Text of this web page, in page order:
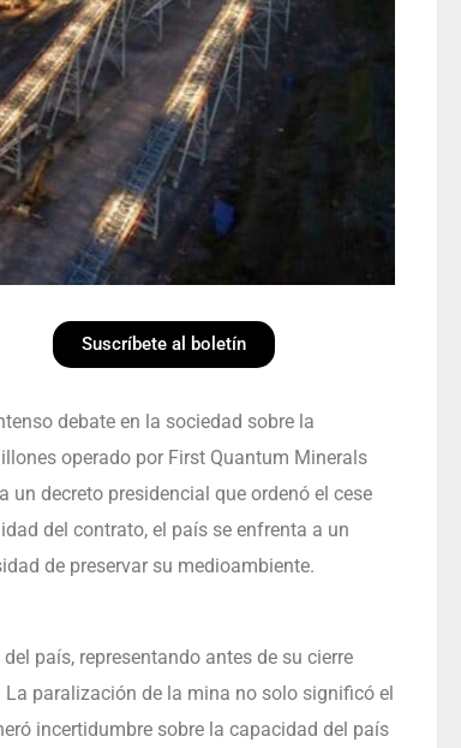
Suscríbete al boletín
debate en la sociedad sobre la
operado por First Quantum Minerals
un decreto presidencial que ordenó el cese
del contrato, el país se enfrenta a un
de preservar su medioambiente.
país, representando antes de su cierre
paralización de la mina no solo significó el
incertidumbre sobre la capacidad del país